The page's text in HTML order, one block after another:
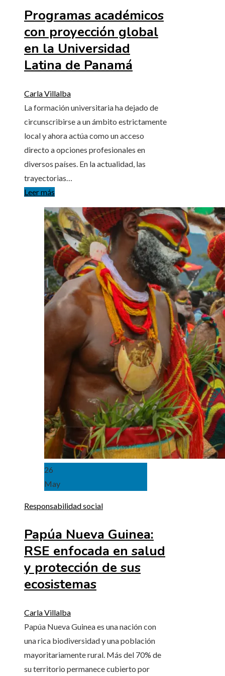
Programas académicos
con proyección global
en la Universidad
Latina de Panamá
Carla Villalba
La formación universitaria ha dejado de
circunscribirse a un ámbito estrictamente
local y ahora actúa como un acceso
directo a opciones profesionales en
diversos países. En la actualidad, las
trayectorias…
Leer más
26
May
Responsabilidad social
Papúa Nueva Guinea:
RSE enfocada en salud
y protección de sus
ecosistemas
Carla Villalba
Papúa Nueva Guinea es una nación con
una rica biodiversidad y una población
mayoritariamente rural. Más del 70% de
su territorio permanece cubierto por